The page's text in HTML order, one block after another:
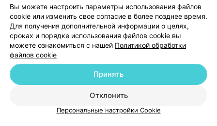
Персональные настройки cookie
Обработка персональных данных
© 2026 ООО «Артокс Лаб», УНП 191700409| 220012, Республика Беларусь,
г. Минск, улица Толбухина, 2, пом. 16 | help@103.by
Вы можете настроить параметры использования файлов
cookie или изменить свое согласие в более позднее время.
Для получения дополнительной информации о целях,
сроках и порядке использования файлов cookie вы
можете ознакомиться с нашей Политикой обработки
файлов cookie
Отклонить
Принять
Персональные настройки Cookie